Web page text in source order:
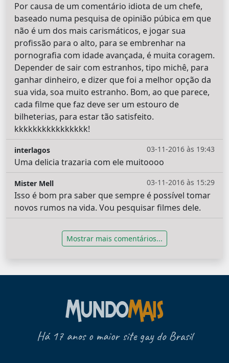
Por causa de um comentário idiota de um chefe,
baseado numa pesquisa de opinião púbica em que
não é um dos mais carismáticos, e jogar sua
profissão para o alto, para se embrenhar na
pornografia com idade avançada, é muita coragem.
Depender de sair com estranhos, tipo michê, para
ganhar dinheiro, e dizer que foi a melhor opção da
sua vida, soa muito estranho. Bom, ao que parece,
cada filme que faz deve ser um estouro de
bilheterias, para estar tão satisfeito.
kkkkkkkkkkkkkkkk!
03-11-2016 às 19:43
interlagos
Uma delicia trazaria com ele muitoooo
03-11-2016 às 15:29
Mister Mell
Isso é bom pra saber que sempre é possível tomar
novos rumos na vida. Vou pesquisar filmes dele.
Mostrar mais comentários...
Há 17 anos o maior site gay do Brasil